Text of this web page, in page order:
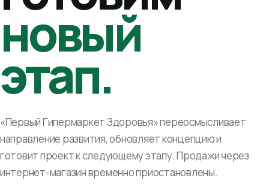
новый
этап.
«Первый Гипермаркет Здоровья» переосмысливает
направление развития, обновляет концепцию и
готовит проект к следующему этапу. Продажи через
интернет-магазин временно приостановлены.